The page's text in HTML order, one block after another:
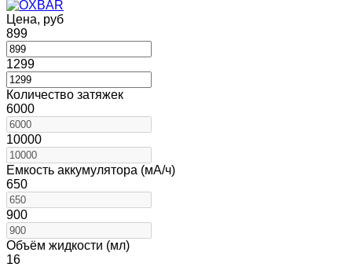
Цена, руб
899
1299
Количество затяжек
6000
10000
Емкость аккумулятора (мА/ч)
650
900
Объём жидкости (мл)
16